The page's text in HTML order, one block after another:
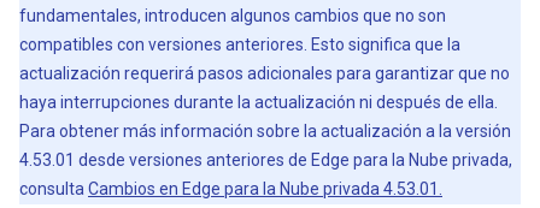
fundamentales, introducen algunos cambios que no son
compatibles con versiones anteriores. Esto significa que la
actualización requerirá pasos adicionales para garantizar que no
haya interrupciones durante la actualización ni después de ella.
Para obtener más información sobre la actualización a la versión
4.53.01 desde versiones anteriores de Edge para la Nube privada,
consulta Cambios en Edge para la Nube privada 4.53.01.